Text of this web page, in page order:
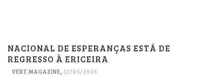
NACIONAL DE ESPERANÇAS ESTÁ DE
REGRESSO À ERICEIRA
VERT MAGAZINE, 11/05/2026